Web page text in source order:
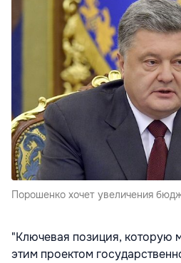
Порошенко хочет увеличения
"Ключевая позиция, которую
этим проектом